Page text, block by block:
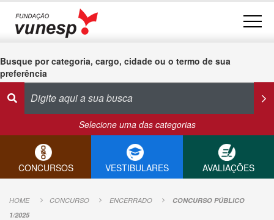
Busque por categoria, cargo, cidade ou o termo de sua
preferência
Selecione uma das categorias
CONCURSOS VESTIBULARES AVALIAÇÕES
HOME CONCURSO ENCERRADO
CONCURSO PÚBLICO
1/2025